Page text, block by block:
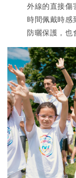
外線的直接傷
時間佩戴時感
防曬保護，也